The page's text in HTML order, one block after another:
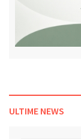
ULTIME NEWS